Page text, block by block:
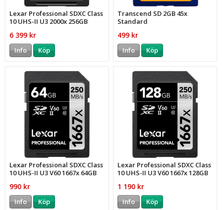
Lexar Professional SDXC Class
10 UHS-II U3 2000x 256GB
6 399 kr
Info Köp
Transcend SD 2GB 45x
Standard
499 kr
Info Köp
Lexar Professional SDXC Class
10 UHS-II U3 V60 1667x 64GB
990 kr
Info Köp
Lexar Professional SDXC Class
10 UHS-II U3 V60 1667x 128GB
1 190 kr
Info Köp